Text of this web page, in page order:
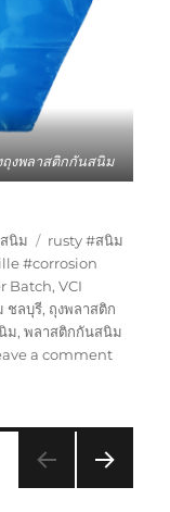
ถุงพลาสติกกันสนิม
นิม Tags
rusty #สนิม
#corrosion
Batch,VCI
ชลบุรี, ถุงพลาสติก
ม,พลาสติกกันสนิม
a commenton
อายุ
การ